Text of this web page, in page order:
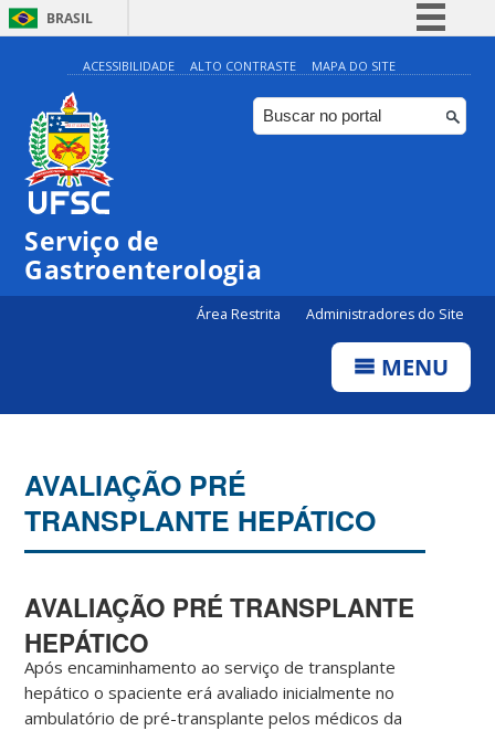
BRASIL
Simplifique!
Comunica BR
Participe
ACESSIBILIDADE ALTO CONTRASTE MAPA DO SITE
Serviço de
Gastroenterologia
Área Restrita Administradores do Site
MENU
AVALIAÇÃO PRÉ
TRANSPLANTE HEPÁTICO
AVALIAÇÃO PRÉ TRANSPLANTE
HEPÁTICO
Após encaminhamento ao serviço de transplante
hepático o spaciente erá avaliado inicialmente no
ambulatório de pré-transplante pelos médicos da